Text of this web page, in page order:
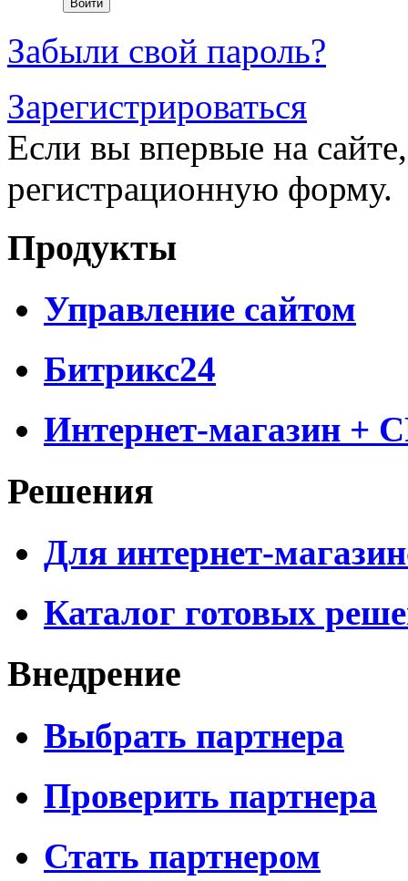
Забыли свой пароль?
Зарегистрироваться
Если вы впервые на
регистрационную форму.
Продукты
Управление сайтом
Битрикс24
Интернет-магазин +
Решения
Для интернет-
Каталог готовых
Внедрение
Выбрать партнера
Проверить партнера
Стать партнером